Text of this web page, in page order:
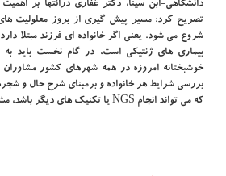
دانشگاهی-ابن سینا، دكتر غفاری درانتها بر اهمیت
تصریح كرد: مسیر پیش گیری از بروز معلولیت
شروع می شود. یعنی اگر خانواده ای فرزند مبتلا دارد
بیماری های ژنتیكی است، در گام نخست باید
خوشبختانه امروزه در همه شهرهای كشور
بررسی شرایط هر خانواده و برمبنای شرح حال و شجره
كه می تواند انجام NGS یا تكنیك های دیگر باشد، مشخص می كنند.